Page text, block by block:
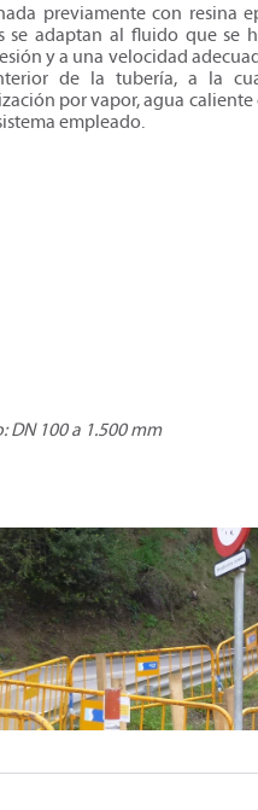
previamente con resina
se adaptan al fluido que se
y a una velocidad
de la tubería, a la
por vapor, agua caliente
empleado.
DN 100 a 1.500 mm